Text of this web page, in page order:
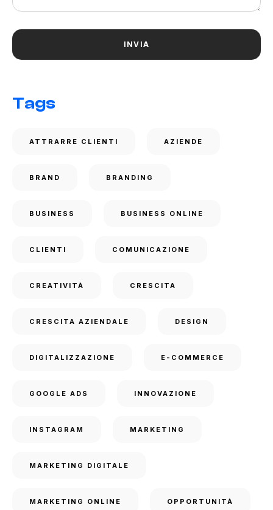
Tags
ATTRARRE CLIENTI AZIENDE
BRAND BRANDING
BUSINESS BUSINESS ONLINE
CLIENTI COMUNICAZIONE
CREATIVITÀ CRESCITA
CRESCITA AZIENDALE DESIGN
DIGITALIZZAZIONE E-COMMERCE
GOOGLE ADS INNOVAZIONE
INSTAGRAM MARKETING
MARKETING DIGITALE
MARKETING ONLINE OPPORTUNITÀ